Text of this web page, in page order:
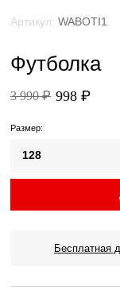
Артикул: WABOTI1
Футболка
3 990 ₽ 998 ₽
Размер:
128
Бесплатная